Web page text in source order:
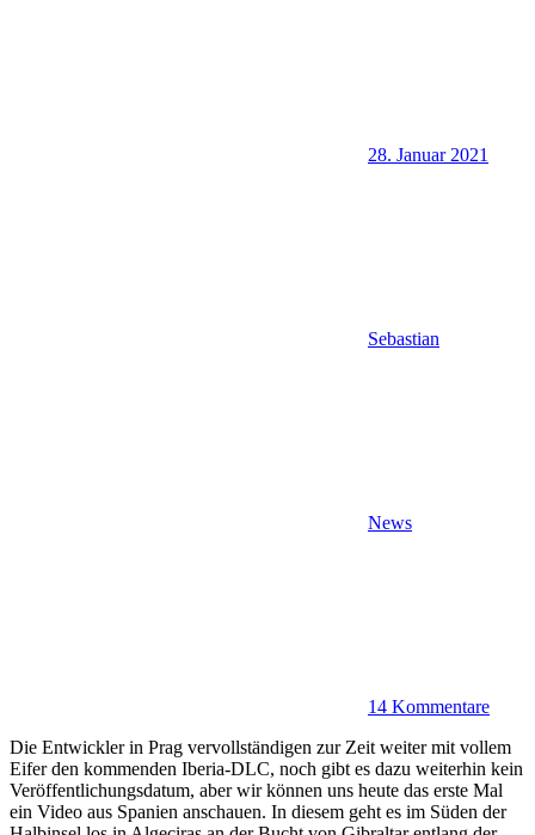
28. Januar 2021
Sebastian
News
14 Kommentare
Die Entwickler in Prag vervollständigen zur Zeit weiter mit vollem
Eifer den kommenden Iberia-DLC, noch gibt es dazu weiterhin kein
Veröffentlichungsdatum, aber wir können uns heute das erste Mal
ein Video aus Spanien anschauen. In diesem geht es im Süden der